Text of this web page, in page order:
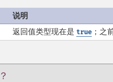
说明
返回值类型现在是 true ；之